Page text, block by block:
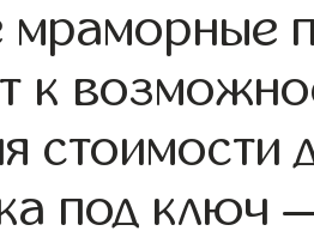
мраморные
к
стоимости
под